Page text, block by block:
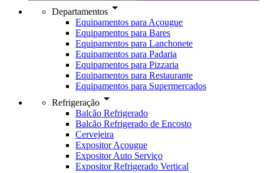
Departamentos arrow_drop_down
Equipamentos para Açougue
Equipamentos para Bares
Equipamentos para Lanchonete
Equipamentos para Padaria
Equipamentos para Pizzaria
Equipamentos para Restaurante
Equipamentos para Supermercados
Refrigeração arrow_drop_down
Balcão Refrigerado
Balcão Refrigerado de Encosto
Cervejeira
Expositor Açougue
Expositor Auto Serviço
Expositor Refrigerado Vertical